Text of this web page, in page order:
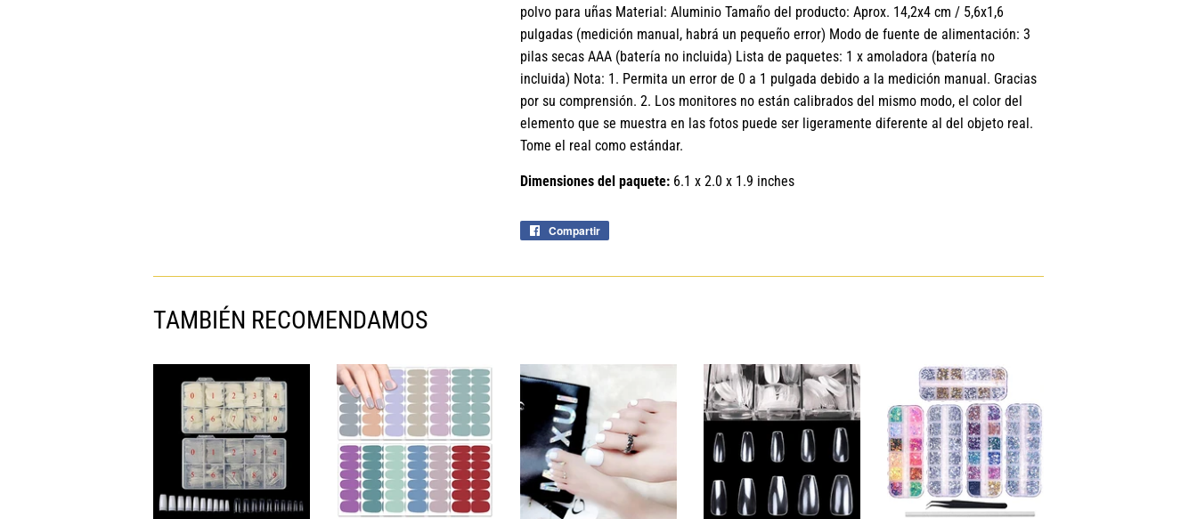
polvo para uñas Material: Aluminio Tamaño del producto: Aprox. 14,2x4 cm / 5,6x1,6
pulgadas (medición manual, habrá un pequeño error) Modo de fuente de alimentación: 3
pilas secas AAA (batería no incluida) Lista de paquetes: 1 x amoladora (batería no
incluida) Nota: 1. Permita un error de 0 a 1 pulgada debido a la medición manual. Gracias
por su comprensión. 2. Los monitores no están calibrados del mismo modo, el color del
elemento que se muestra en las fotos puede ser ligeramente diferente al del objeto real.
Tome el real como estándar.
Dimensiones del paquete: 6.1 x 2.0 x 1.9 inches
Compartir
TAMBIÉN RECOMENDAMOS